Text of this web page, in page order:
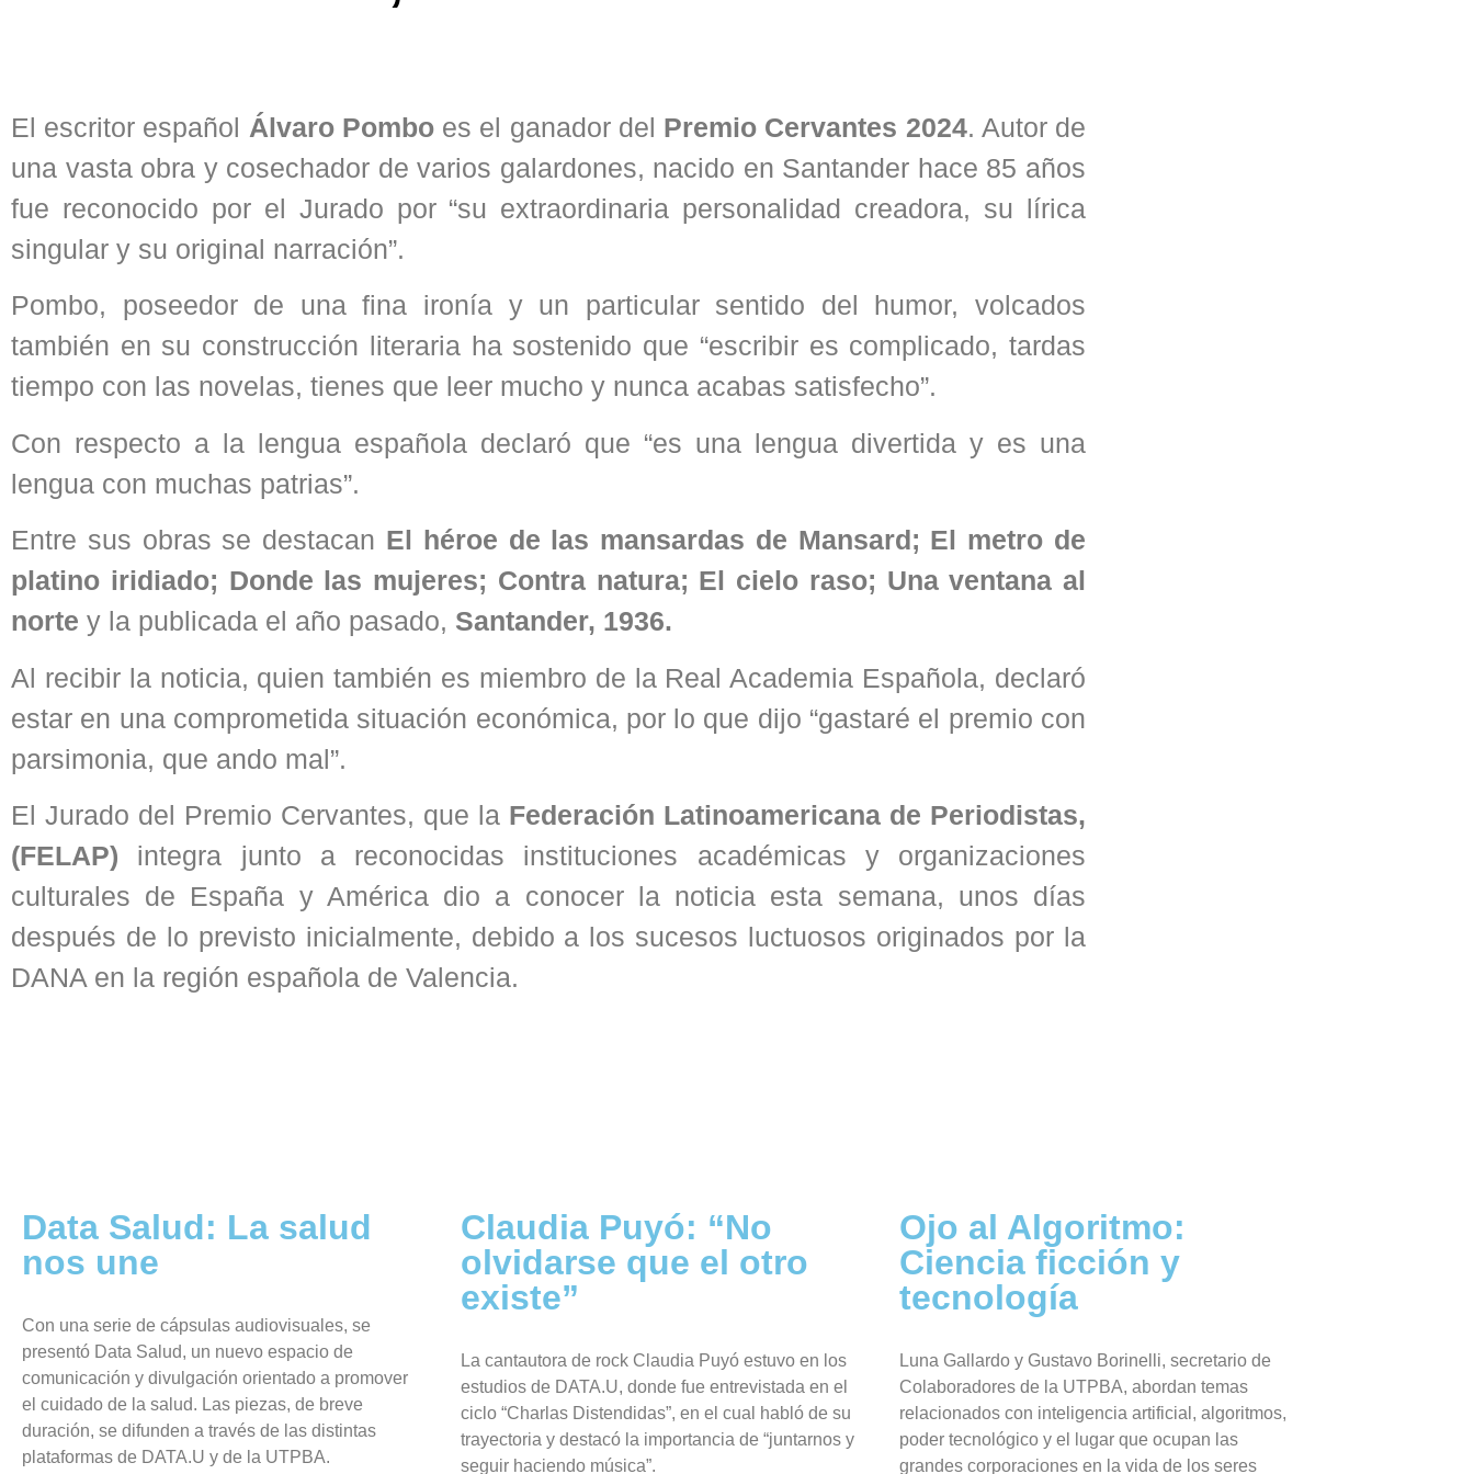
El escritor español Álvaro Pombo es el ganador del Premio Cervantes 2024. Autor de
una vasta obra y cosechador de varios galardones, nacido en Santander hace 85 años
fue reconocido por el Jurado por “su extraordinaria personalidad creadora, su lírica
singular y su original narración”.
Pombo, poseedor de una fina ironía y un particular sentido del humor, volcados
también en su construcción literaria ha sostenido que “escribir es complicado, tardas
tiempo con las novelas, tienes que leer mucho y nunca acabas satisfecho”.
Con respecto a la lengua española declaró que “es una lengua divertida y es una
lengua con muchas patrias”.
Entre sus obras se destacan El héroe de las mansardas de Mansard; El metro de
platino iridiado; Donde las mujeres; Contra natura; El cielo raso; Una ventana al
norte y la publicada el año pasado, Santander, 1936.
Al recibir la noticia, quien también es miembro de la Real Academia Española, declaró
estar en una comprometida situación económica, por lo que dijo “gastaré el premio con
parsimonia, que ando mal”.
El Jurado del Premio Cervantes, que la Federación Latinoamericana de Periodistas,
(FELAP) integra junto a reconocidas instituciones académicas y organizaciones
culturales de España y América dio a conocer la noticia esta semana, unos días
después de lo previsto inicialmente, debido a los sucesos luctuosos originados por la
DANA en la región española de Valencia.
Data Salud: La salud
nos une
Con una serie de cápsulas audiovisuales, se
presentó Data Salud, un nuevo espacio de
comunicación y divulgación orientado a promover
el cuidado de la salud. Las piezas, de breve
duración, se difunden a través de las distintas
plataformas de DATA.U y de la UTPBA.
Claudia Puyó: “No
olvidarse que el otro
existe”
La cantautora de rock Claudia Puyó estuvo en los
estudios de DATA.U, donde fue entrevistada en el
ciclo “Charlas Distendidas”, en el cual habló de su
trayectoria y destacó la importancia de “juntarnos y
seguir haciendo música”.
Ojo al Algoritmo:
Ciencia ficción y
tecnología
Luna Gallardo y Gustavo Borinelli, secretario de
Colaboradores de la UTPBA, abordan temas
relacionados con inteligencia artificial, algoritmos,
poder tecnológico y el lugar que ocupan las
grandes corporaciones en la vida de los seres